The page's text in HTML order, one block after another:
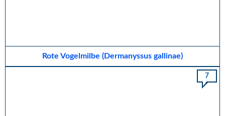
Rote Vogelmilbe (Dermanyssus gallinae)
7